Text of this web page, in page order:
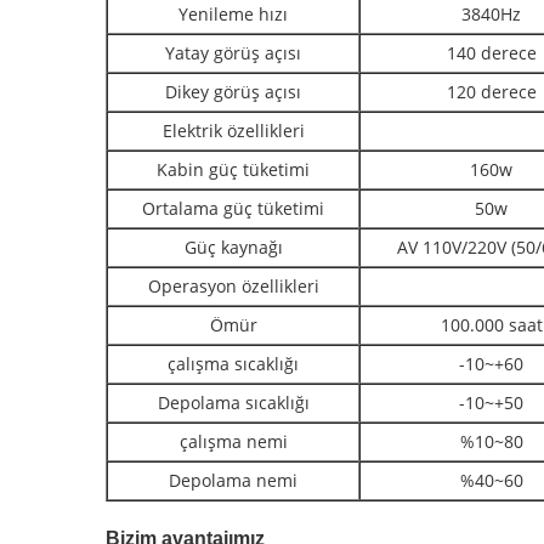
Yenileme hızı
3840Hz
Yatay görüş açısı
140 derece
Dikey görüş açısı
120 derece
Elektrik özellikleri
Kabin güç tüketimi
160w
Ortalama güç tüketimi
50w
Güç kaynağı
AV 110V/220V
Operasyon özellikleri
Ömür
100.000 saat
çalışma sıcaklığı
-10~+60
Depolama sıcaklığı
-10~+50
çalışma nemi
%10~80
Depolama nemi
%40~60
Bizim avantajımız